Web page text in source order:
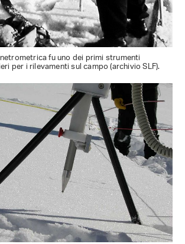
fu uno dei primi strumenti
per i rilevamenti sul campo (archivio SLF).